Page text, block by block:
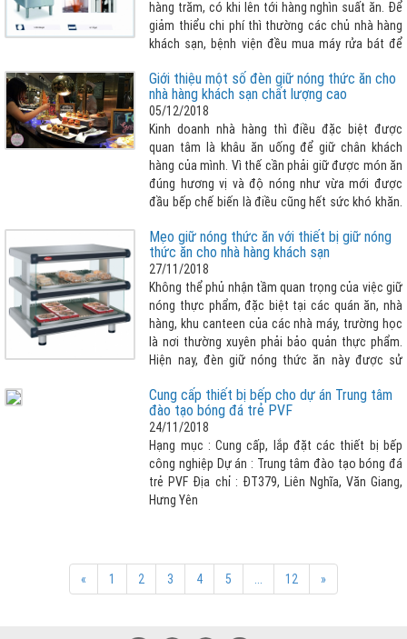
hàng trăm, có khi lên tới hàng nghìn suất ăn. Để
giảm thiểu chi phí thì thường các chủ nhà hàng
khách sạn, bệnh viện đều mua máy rửa bát để
bếp khác cần phải rửa sạch mỗi ngày. Nhưng lựa
chọn máy rửa bát như thế nào cho phù hợp với
bài toán vừa tiết kiệm chi phí tối đa nhất có thể
vừa đảm bảo vệ sinh sạch sẽ chén bát , nhanh
chóng, dễ dàng thao tác... FNB Solutions xin giới
thiệu dòng máy rửa bát công nghiệp Zanussi
chính là một trong những lời giải vô cùng hợp lý
cho vấn đề mà doanh nghiệp đang gặp phải !
Giới thiệu một số đèn giữ nóng thức ăn cho
nhà hàng khách sạn chất lượng cao
05/12/2018
Kinh doanh nhà hàng thì điều đặc biệt được
quan tâm là khâu ăn uống để giữ chân khách
hàng của mình. Vì thế cần phải giữ được món ăn
đúng hương vị và độ nóng như vừa mới được
đầu bếp chế biến là điều cũng hết sức khó khăn.
lớn thì đèn giữ nóng thức ăn là lựa chọn tuyệt
vời nhất cho nhà hàng khách sạn của bạn.
Mẹo giữ nóng thức ăn với thiết bị giữ nóng
thức ăn cho nhà hàng khách sạn
27/11/2018
Không thể phủ nhận tầm quan trọng của việc giữ
nóng thực phẩm, đặc biệt tại các quán ăn, nhà
hàng, khu canteen của các nhà máy, trường học
là nơi thường xuyên phải bảo quản thực phẩm.
Hiện nay, đèn giữ nóng thức ăn này được sử
gì là đáng ngạc nhiên bởi thiết bị giữ nóng thức
ăn có nhiều ưu điểm nổi bật như: Đều được làm
từ inox cao cấp, không gỉ sét, có thiết kế phù
hợp với nhu cầu sử dụng, thiết bị được bảo ôn
chống thoát nhiệt, giúp tiết kiệm điện tối đa,
thuận tiện cho quá trình sử dụng, điều chỉnh
nhiệt độ theo ý muốn và cảm biết chống quá
Cung cấp thiết bị bếp cho dự án Trung tâm
đào tạo bóng đá trẻ PVF
24/11/2018
Hạng mục : Cung cấp, lắp đặt các thiết bị bếp
công nghiệp Dự án : Trung tâm đào tạo bóng đá
trẻ PVF Địa chỉ : ĐT379, Liên Nghĩa, Văn Giang,
Hưng Yên
« 1 2 3 4 5 ... 12 »